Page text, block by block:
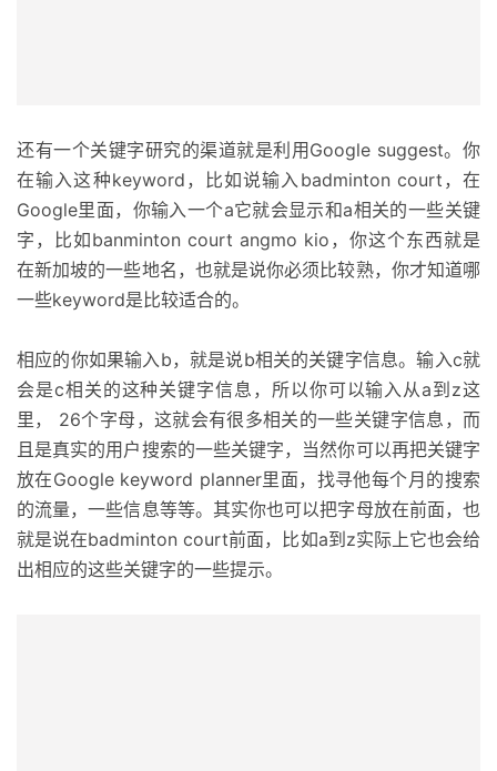
操
盘
手
C
l
u
b
货
精
选
还有一个关键字研究的渠道就是利用Google suggest。你
在输入这种keyword，比如说输入badminton court，在
Google里面，你输入一个a它就会显示和a相关的一些关键
字，比如banminton court angmo kio，你这个东西就是
在新加坡的一些地名，也就是说你必须比较熟，你才知道哪
一些keyword是比较适合的。
相应的你如果输入b，就是说b相关的关键字信息。输入c就
会是c相关的这种关键字信息，所以你可以输入从a到z这
里， 26个字母，这就会有很多相关的一些关键字信息，而
且是真实的用户搜索的一些关键字，当然你可以再把关键字
放在Google keyword planner里面，找寻他每个月的搜索
的流量，一些信息等等。其实你也可以把字母放在前面，也
就是说在badminton court前面，比如a到z实际上它也会给
出相应的这些关键字的一些提示。